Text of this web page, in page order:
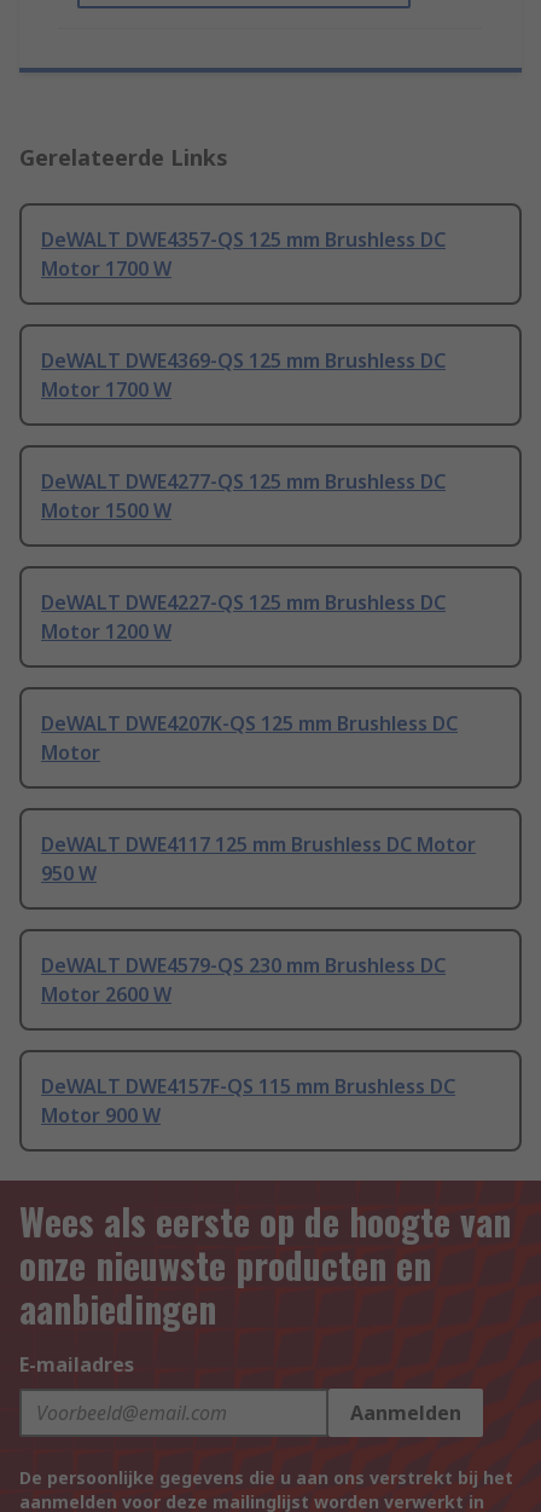
Gerelateerde Links
DeWALT DWE4357-QS 125 mm Brushless DC
Motor 1700 W
DeWALT DWE4369-QS 125 mm Brushless DC
Motor 1700 W
DeWALT DWE4277-QS 125 mm Brushless DC
Motor 1500 W
DeWALT DWE4227-QS 125 mm Brushless DC
Motor 1200 W
DeWALT DWE4207K-QS 125 mm Brushless DC
Motor
DeWALT DWE4117 125 mm Brushless DC Motor
950 W
DeWALT DWE4579-QS 230 mm Brushless DC
Motor 2600 W
DeWALT DWE4157F-QS 115 mm Brushless DC
Motor 900 W
Wees als eerste op de hoogte van
onze nieuwste producten en
aanbiedingen
E-mailadres
Aanmelden
De persoonlijke gegevens die u aan ons verstrekt bij het
aanmelden voor deze mailinglijst worden verwerkt in